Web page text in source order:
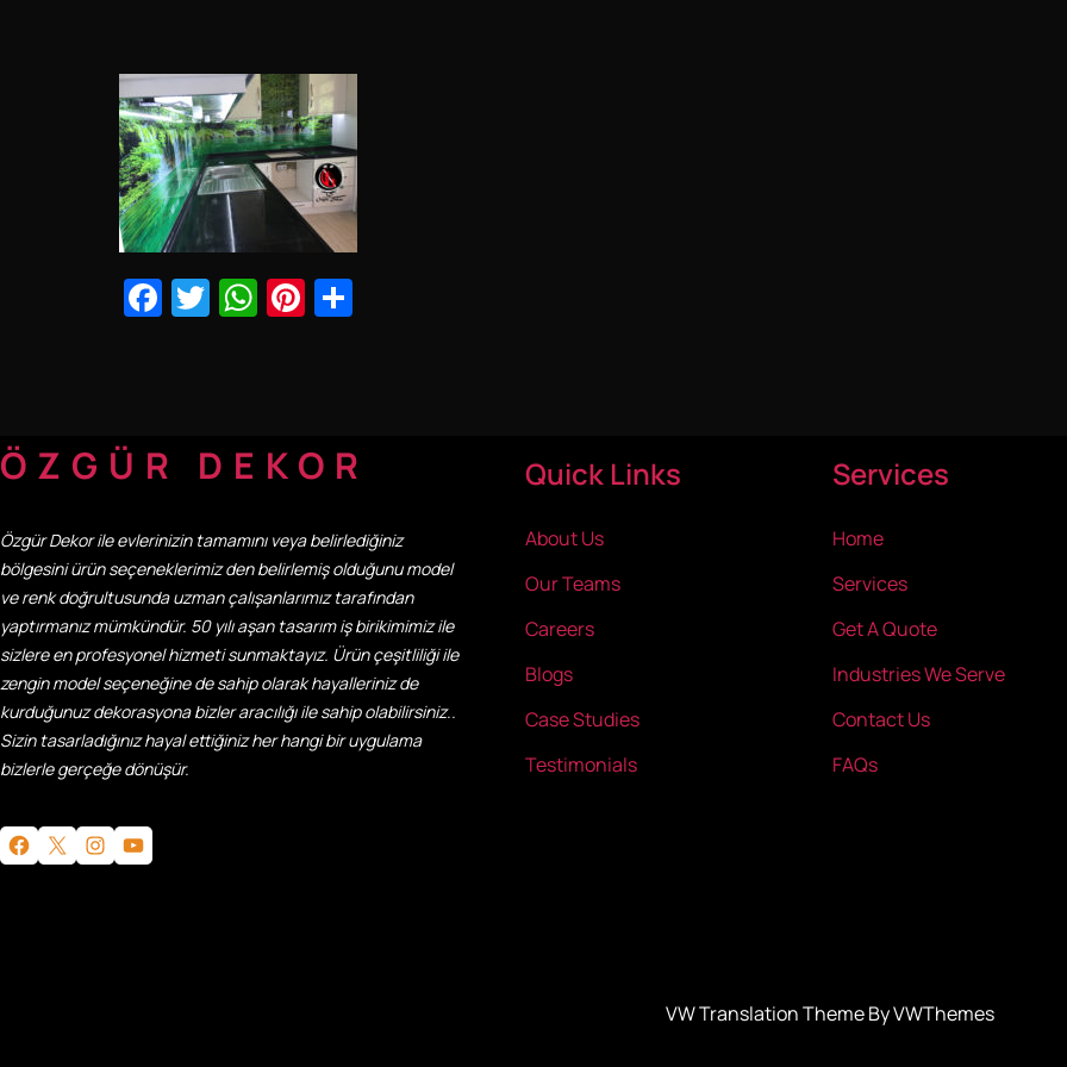
Facebook
Twitter
WhatsApp
Pinterest
ÖZGÜR DEKOR
Özgür Dekor ile evlerinizin tamamını veya belirlediğiniz
bölgesini ürün seçeneklerimiz den belirlemiş olduğunu model
ve renk doğrultusunda uzman çalışanlarımız tarafından
yaptırmanız mümkündür. 50 yılı aşan tasarım iş birikimimiz ile
sizlere en profesyonel hizmeti sunmaktayız. Ürün çeşitliliği ile
zengin model seçeneğine de sahip olarak hayalleriniz de
kurduğunuz dekorasyona bizler aracılığı ile sahip olabilirsiniz..
Sizin tasarladığınız hayal ettiğiniz her hangi bir uygulama
bizlerle gerçeğe dönüşür.
Facebook X Instagram YouTube
Quick Links
About Us
Our Teams
Careers
Blogs
Case Studies
Testimonials
Services
Home
Services
Get A Quote
Industries We Serve
Contact Us
FAQs
VW Translation Theme By VWThemes